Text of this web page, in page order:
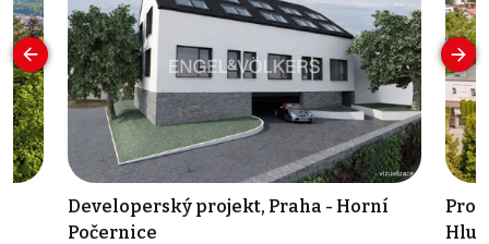
Developerský projekt, Praha - Horní
Počernice